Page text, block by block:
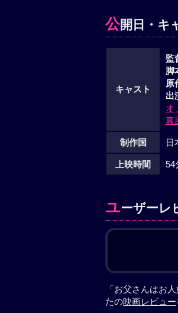
公開日・キ
キャスト
監
脚
原
出
オ
真
制作国 日
上映時間 54
ユーザーレ
「お父さんはお
たの映画レビュー